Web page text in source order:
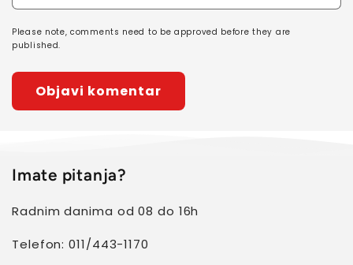
Please note, comments need to be approved before they are
published.
Imate pitanja?
Radnim danima od 08 do 16h
Telefon: 011/443-1170